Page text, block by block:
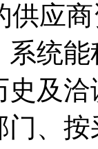
供应
统
及
、